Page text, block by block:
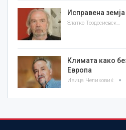
Исправена земја
Златко Теодосиевски
Климата како
Европа
Ивица Челиковиќ